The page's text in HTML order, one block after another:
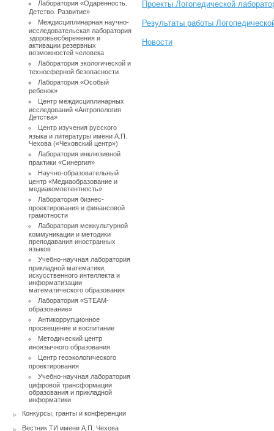
Лаборатория «Одаренность.
Детство. Развитие»
Междисциплинарная научно-
исследовательская лаборатория
здоровьесбережения и
активации резервных
возможностей человека
Лаборатория экологической и
техносферной безопасности
Лаборатория «Особый
ребенок»
Центр междисциплинарных
исследований «Антропология
Детства»
Центр изучения русского
языка и литературы имени А.П.
Чехова («Чеховский центр»)
Лаборатория инклюзивной
практики «Синергия»
Научно-образовательный
центр «Медиаобразование и
медиакомпетентность»
Лаборатория бизнес-
проектирования и финансовой
грамотности
Лаборатория межкультурной
коммуникации и методики
преподавания иностранных
языков
Учебно-научная лаборатория
прикладной математики,
искусственного интеллекта и
информатизации
математического образования
Лаборатория «STEAM-
образование»
Антикоррупционное
просвещение и воспитание
Методический центр
иноязычного образования
Центр геоэкологического
проектирования
Учебно-научная лаборатория
цифровой трансформации
образования и прикладной
информатики
Конкурсы, гранты и конференции
Вестник ТИ имени А.П. Чехова
Проекты Логопедической
Результаты работы
Новости